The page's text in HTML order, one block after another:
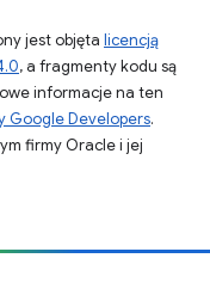
jest objęta licencją
, a fragmenty kodu są
informacje na ten
Google Developers.
firmy Oracle i jej